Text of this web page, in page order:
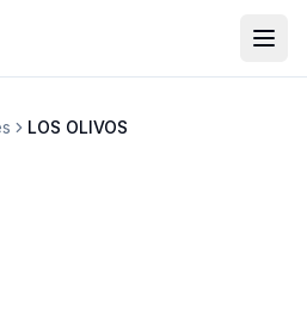
LOS OLIVOSVer las 21 fotos